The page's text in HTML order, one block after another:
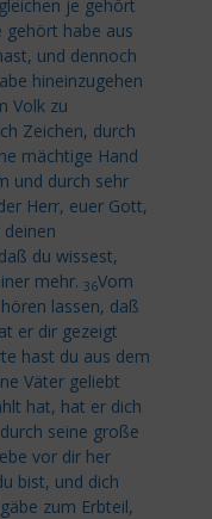
je gehört
gehört habe aus
und dennoch
hineinzugehen
Volk zu
Zeichen, durch
mächtige Hand
und durch sehr
Herr, euer Gott,
du wissest,
mehr. 36Vom
lassen, daß
er dir gezeigt
hast du aus dem
Väter geliebt
hat, hat er dich
seine große
vor dir her
bist, und dich
zum Erbteil,